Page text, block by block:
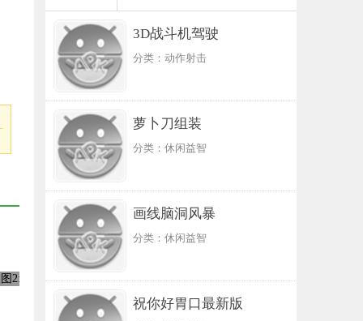
3D战斗机驾驶
分类：动作射击
萝卜刀组装
分类：休闲益智
画线脑洞风暴
分类：休闲益智
祝你好胃口最新版